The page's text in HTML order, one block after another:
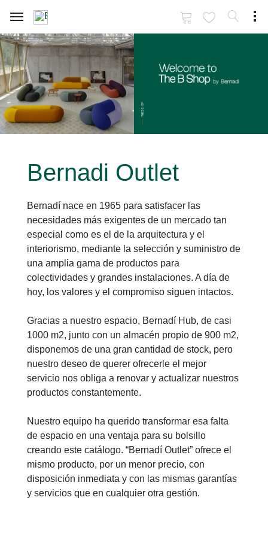
Bernadi Outlet
Bernadí nace en 1965 para satisfacer las
necesidades más exigentes de un mercado tan
especial como es el de la arquitectura y el
interiorismo, mediante la selección y suministro de
una amplia gama de productos para
colectividades y grandes instalaciones. A día de
hoy, los valores y el compromiso siguen intactos.
Gracias a nuestro espacio, Bernadí Hub, de casi
1000 m2, junto con un almacén propio de 900 m2,
disponemos de una gran cantidad de stock, pero
nuestro deseo de querer ofrecerle el mejor
servicio nos obliga a renovar y actualizar nuestros
productos constantemente.
Nuestro equipo ha querido transformar esa falta
de espacio en una ventaja para su bolsillo
creando este catálogo. “Bernadí Outlet” ofrece el
mismo producto, por un menor precio, con
disposición inmediata y con las mismas garantías
y servicios que en cualquier otra gestión.